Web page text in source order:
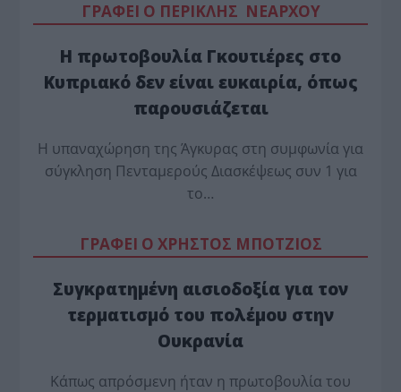
ΓΡΑΦΕΙ Ο ΠΕΡΙΚΛΗΣ ΝΕΑΡΧΟΥ
Η πρωτοβουλία Γκουτιέρες στο
Κυπριακό δεν είναι ευκαιρία, όπως
παρουσιάζεται
Η υπαναχώρηση της Άγκυρας στη συμφωνία για
σύγκληση Πενταμερούς Διασκέψεως συν 1 για
το…
ΓΡΑΦΕΙ Ο ΧΡΗΣΤΟΣ ΜΠΟΤΖΙΟΣ
Συγκρατημένη αισιοδοξία για τον
τερματισμό του πολέμου στην
Ουκρανία
Κάπως απρόσμενη ήταν η πρωτοβουλία του